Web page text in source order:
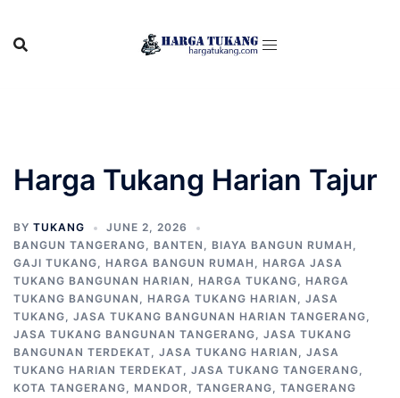
content
Harga Tukang Harian Tajur
BY TUKANG
JUNE 2, 2026
BANGUN TANGERANG, BANTEN , BIAYA BANGUN RUMAH ,
GAJI TUKANG, HARGA BANGUN RUMAH , HARGA JASA
TUKANG BANGUNAN HARIAN , HARGA TUKANG, HARGA
TUKANG BANGUNAN , HARGA TUKANG HARIAN , JASA
TUKANG, JASA TUKANG BANGUNAN HARIAN TANGERANG,
JASA TUKANG BANGUNAN TANGERANG, JASA TUKANG
BANGUNAN TERDEKAT, JASA TUKANG HARIAN , JASA
TUKANG HARIAN TERDEKAT, JASA TUKANG TANGERANG,
KOTA TANGERANG, MANDOR, TANGERANG, TANGERANG